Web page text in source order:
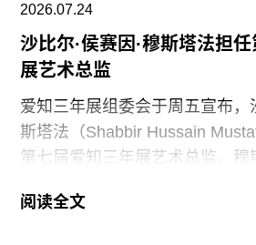
2026.07.24
沙比尔·侯赛因·穆斯塔法担
展艺术总监
爱知三年展组委会于周五宣布，
斯塔法（Shabbir Hussain
第七届爱知三年展艺术总监。穆
是其卓越的策展履历，以及能够
阅读全文